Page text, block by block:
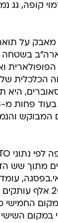
קופה, גג
מאבק על
בשטחה
הכלכלית של
היא
המבוקש
מתוך שש
עם סך מכירות של כ-20